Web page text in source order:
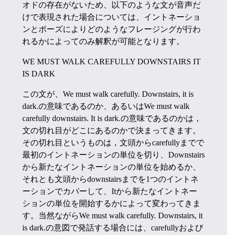
オドの存在がないため、以下のような文が音声だ
けで表現された場合については、イントネーショ
ンとポーズによりどのようなフレージングが行わ
れるかによってのみ解釈が可能となります。
WE MUST WALK CAREFULLY DOWNSTAIRS IT
IS DARK
この文が、We must walk carefully. Downstairs, it is
dark.の意味であるのか、あるいはWe must walk
carefully downstairs. It is dark.の意味であるのかは，
文の切れ目がどこにあるのかで決まってきます。
その切れ目というものは，文頭からcarefullyまでで
最初のイントネーションの単位を切り、Downstairs
から新たなイントネーションの単位を始めるか、
それとも文頭からdownstairsまでを1つのイントネ
ーションでカバーして、Itから新たなイントネー
ションの単位を開始するかによって変わってきま
す。当然ながらWe must walk carefully. Downstairs, it
is dark.の意図で発話する場合には、carefullyおよび